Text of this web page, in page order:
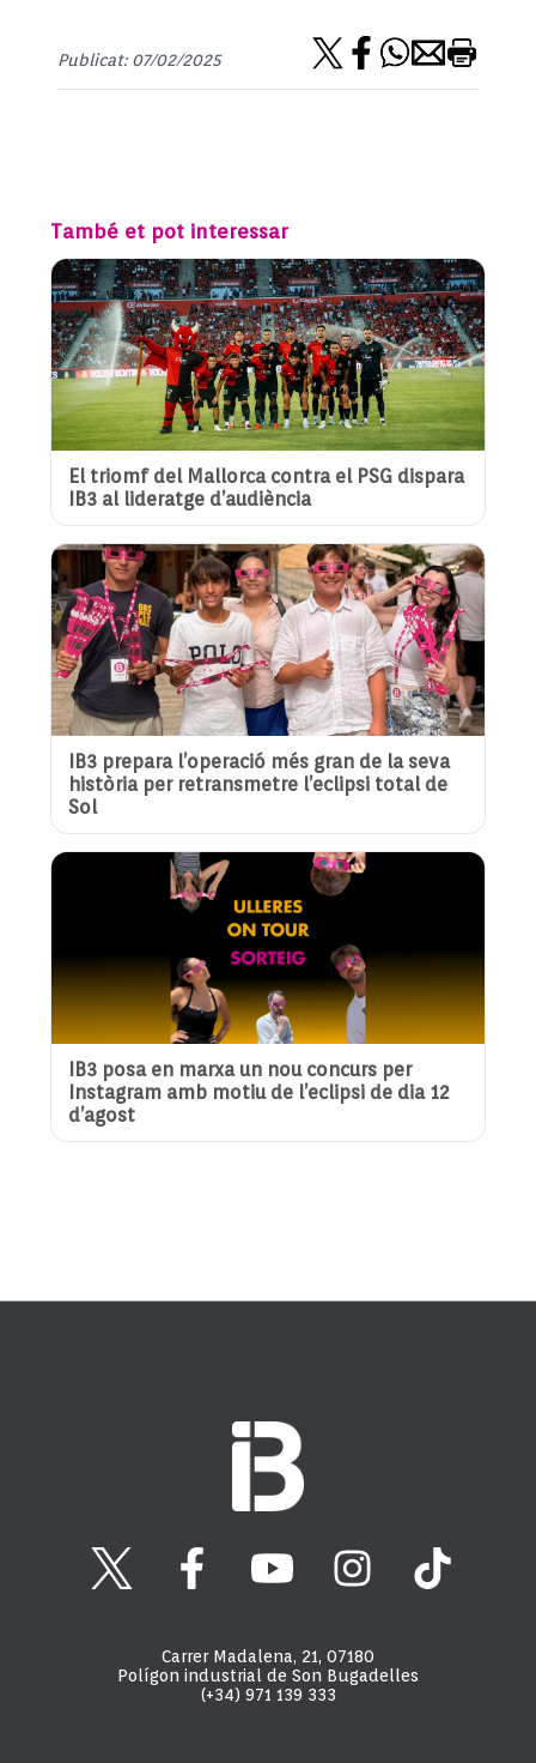
Publicat: 07/02/2025
També et pot interessar
El triomf del Mallorca contra el PSG dispara
IB3 al lideratge d’audiència
IB3 prepara l’operació més gran de la seva
història per retransmetre l’eclipsi total de
Sol
IB3 posa en marxa un nou concurs per
Instagram amb motiu de l’eclipsi de dia 12
d’agost
Carrer Madalena, 21, 07180
Polígon industrial de Son Bugadelles
(+34) 971 139 333